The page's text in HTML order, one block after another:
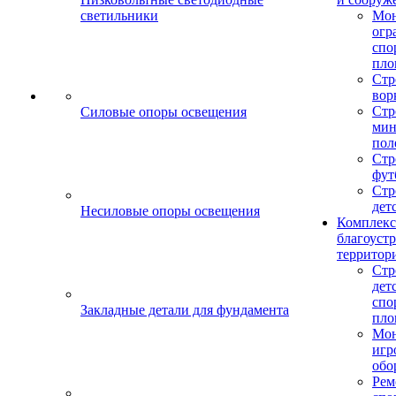
светильники
Силовые опоры освещения
Несиловые опоры освещения
Закладные детали для фундамента